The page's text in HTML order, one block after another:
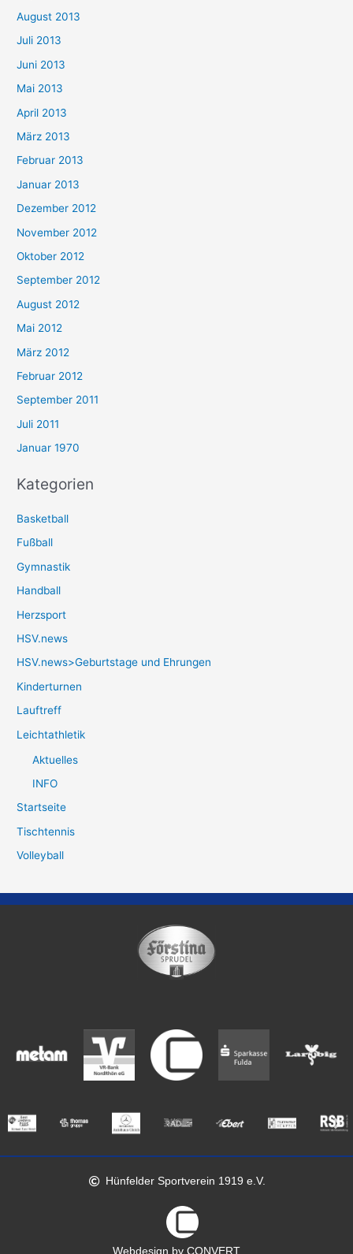
August 2013
Juli 2013
Juni 2013
Mai 2013
April 2013
März 2013
Februar 2013
Januar 2013
Dezember 2012
November 2012
Oktober 2012
September 2012
August 2012
Mai 2012
März 2012
Februar 2012
September 2011
Juli 2011
Januar 1970
Kategorien
Basketball
Fußball
Gymnastik
Handball
Herzsport
HSV.news
HSV.news>Geburtstage und Ehrungen
Kinderturnen
Lauftreff
Leichtathletik
Aktuelles
INFO
Startseite
Tischtennis
Volleyball
Hünfelder Sportverein 1919 e.V.
Webdesign by CONVERT